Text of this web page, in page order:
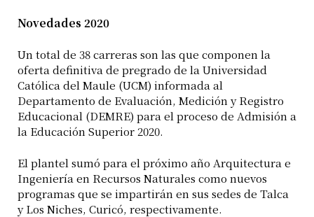
Novedades 2020
Un total de 38 carreras son las que componen la
oferta definitiva de pregrado de la Universidad
Católica del Maule (UCM) informada al
Departamento de Evaluación, Medición y Registro
Educacional (DEMRE) para el proceso de Admisión a
la Educación Superior 2020.
El plantel sumó para el próximo año Arquitectura e
Ingeniería en Recursos Naturales como nuevos
programas que se impartirán en sus sedes de Talca
y Los Niches, Curicó, respectivamente.